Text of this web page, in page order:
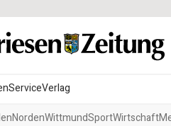
ServiceVerlag
NordenWittmundSportWirtschaft